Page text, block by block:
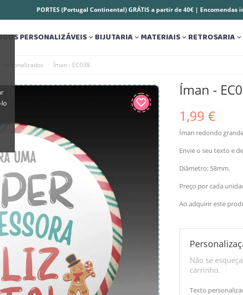
lo
PORTES (Portugal Continental) GRÁTIS a partir de 40€ | Encomendas
PERSONALIZÁVEIS BIJUTARIA MATERIAIS RETROSARIA
Personalizados Íman - EC038
Íman -
1,99 €
Íman redondo
Envie o seu texto e
Diâmetro: 58mm.
Preço por cada
Ao adquirir este
Não se
carrinho.
Texto